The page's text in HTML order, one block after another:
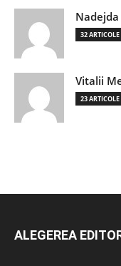
Nadejda
32 ARTICOLE
Vitalii
23 ARTICOLE
ALEGEREA